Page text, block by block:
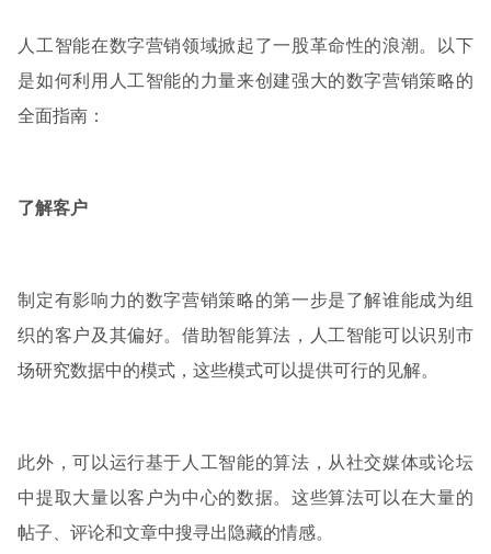
人工智能在数字营销领域掀起了一股革命性的浪潮。以下
是如何利用人工智能的力量来创建强大的数字营销策略的
全面指南：
了解客户
制定有影响力的数字营销策略的第一步是了解谁能成为组
织的客户及其偏好。借助智能算法，人工智能可以识别市
场研究数据中的模式，这些模式可以提供可行的见解。
此外，可以运行基于人工智能的算法，从社交媒体或论坛
中提取大量以客户为中心的数据。这些算法可以在大量的
帖子、评论和文章中搜寻出隐藏的情感。